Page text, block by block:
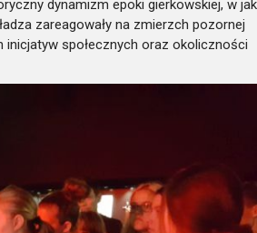
dynamizm epoki gierkowskiej, w
zareagowały na zmierzch pozornej
inicjatyw społecznych oraz okoliczności